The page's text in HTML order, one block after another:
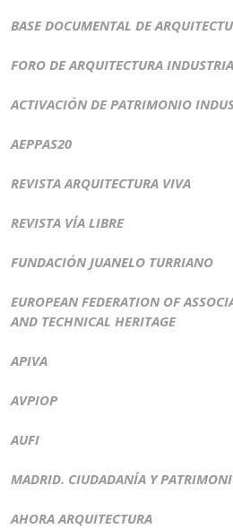
BASE DOCUMENTAL DE
FORO DE ARQUITECTURA
ACTIVACIÓN DE PATRIMONIO
AEPPAS20
REVISTA ARQUITECTURA VIVA
REVISTA VÍA LIBRE
FUNDACIÓN JUANELO TURRIANO
EUROPEAN FEDERATION OF
AND TECHNICAL HERITAGE
APIVA
AVPIOP
AUFI
MADRID. CIUDADANÍA Y
AHORA ARQUITECTURA